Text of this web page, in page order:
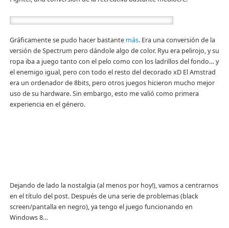
Gráficamente se pudo hacer bastante más. Era una conversión de la
versión de Spectrum pero dándole algo de color. Ryu era pelirojo, y su
ropa iba a juego tanto con el pelo como con los ladrillos del fondo… y
el enemigo igual, pero con todo el resto del decorado xD El Amstrad
era un ordenador de 8bits, pero otros juegos hicieron mucho mejor
uso de su hardware. Sin embargo, esto me valió como primera
experiencia en el género.
Dejando de lado la nostalgia (al menos por hoy!), vamos a centrarnos
en el título del post. Después de una serie de problemas (black
screen/pantalla en negro), ya tengo el juego funcionando en
Windows 8…